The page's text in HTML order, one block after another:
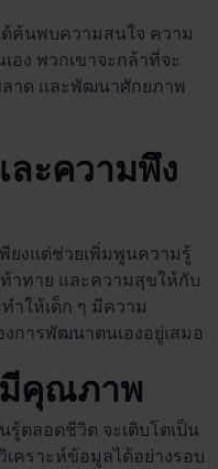
ด้ค้นพบความสนใจ ความ
ง พวกเขาจะกล้าที่จะ
ลาด และพัฒนาศักยภาพ
ละความพึง
ยงแต่ช่วยเพิ่มพูนความรู้
าทาย และความสุขให้กับ
ำให้เด็ก ๆ มีความ
การพัฒนาตนเองอยู่เสมอ
มีคุณภาพ
รู้ตลอดชีวิต จะเติบโตเป็น
ราะห์ข้อมูลได้อย่างรอบ